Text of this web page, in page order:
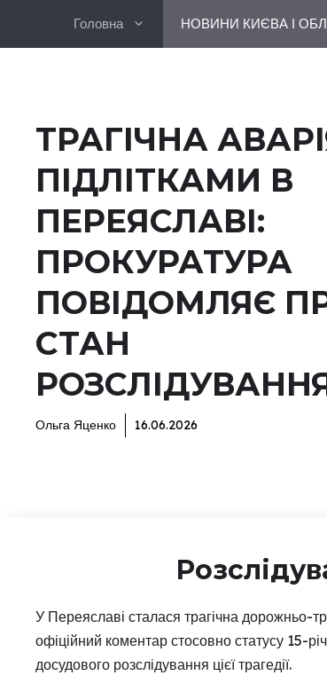
Головна НОВИНИ КИЄВА І
ТРАГІЧНА
ПІДЛІТКАМИ В
ПЕРЕЯСЛАВІ:
ПРОКУРАТУРА
ПОВІДОМЛЯЄ
СТАН
Ольга Яценко 16.06.2026
У Переяславі сталася трагічна дорожньо-
офіційний коментар стосовно статусу 15-
досудового розслідування цієї трагедії.